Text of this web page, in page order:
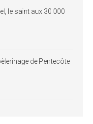
le saint aux 30 000
de Pentecôte